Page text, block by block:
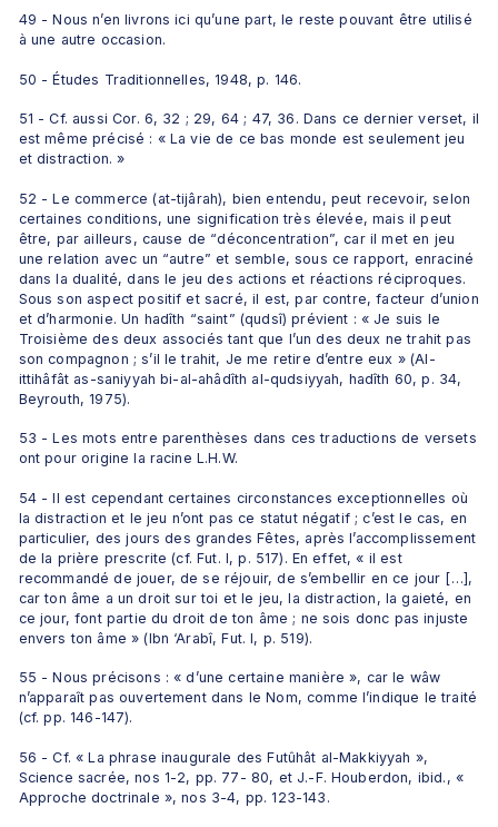
49 - Nous n’en livrons ici qu’une part, le reste pouvant être utilisé
à une autre occasion.
50 - Études Traditionnelles, 1948, p. 146.
51 - Cf. aussi Cor. 6, 32 ; 29, 64 ; 47, 36. Dans ce dernier verset, il
est même précisé : « La vie de ce bas monde est seulement jeu
et distraction. »
52 - Le commerce (at-tijârah), bien entendu, peut recevoir, selon
certaines conditions, une signification très élevée, mais il peut
être, par ailleurs, cause de “déconcentration”, car il met en jeu
une relation avec un “autre” et semble, sous ce rapport, enraciné
dans la dualité, dans le jeu des actions et réactions réciproques.
Sous son aspect positif et sacré, il est, par contre, facteur d’union
et d’harmonie. Un hadîth “saint” (qudsî) prévient : « Je suis le
Troisième des deux associés tant que l’un des deux ne trahit pas
son compagnon ; s’il le trahit, Je me retire d’entre eux » (Al-
ittihâfât as-saniyyah bi-al-ahâdîth al-qudsiyyah, hadîth 60, p. 34,
Beyrouth, 1975).
53 - Les mots entre parenthèses dans ces traductions de versets
ont pour origine la racine L.H.W.
54 - Il est cependant certaines circonstances exceptionnelles où
la distraction et le jeu n’ont pas ce statut négatif ; c’est le cas, en
particulier, des jours des grandes Fêtes, après l’accomplissement
de la prière prescrite (cf. Fut. I, p. 517). En effet, « il est
recommandé de jouer, de se réjouir, de s’embellir en ce jour […],
car ton âme a un droit sur toi et le jeu, la distraction, la gaieté, en
ce jour, font partie du droit de ton âme ; ne sois donc pas injuste
envers ton âme » (Ibn ‘Arabî, Fut. I, p. 519).
55 - Nous précisons : « d’une certaine manière », car le wâw
n’apparaît pas ouvertement dans le Nom, comme l’indique le traité
(cf. pp. 146-147).
56 - Cf. « La phrase inaugurale des Futûhât al-Makkiyyah »,
Science sacrée, nos 1-2, pp. 77- 80, et J.-F. Houberdon, ibid., «
Approche doctrinale », nos 3-4, pp. 123-143.